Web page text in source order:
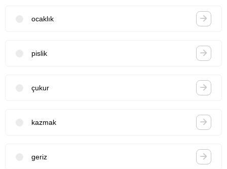
ocaklık
pislik
çukur
kazmak
geriz